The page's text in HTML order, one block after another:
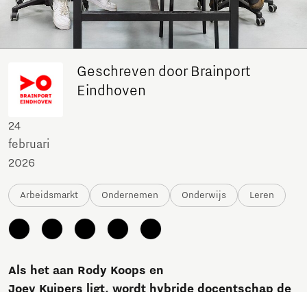
Geschreven door Brainport
Eindhoven
24
februari
2026
Arbeidsmarkt Ondernemen Onderwijs Leren
Als het aan Rody Koops en
Joey Kuipers ligt, wordt hybride docentschap de